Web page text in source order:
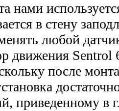
нами
в стену
любой
движения
после
приведенному в